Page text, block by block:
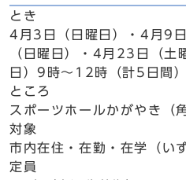
とき
4月3日（日曜日）・4月9
（日曜日）・4月23日（土
日）9時～12時（計5日間）
ところ
スポーツホールかがやき（
対象
市内在住・在勤・在学（い
定員